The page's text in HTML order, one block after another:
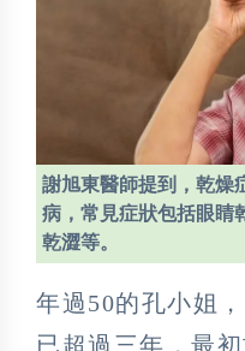
謝旭東醫師提到，乾燥
病，常見症狀包括眼睛
乾澀等。
年過50的孔小姐
已超過三年，最